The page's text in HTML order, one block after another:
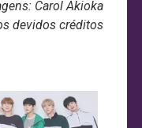
Carol Akioka
devidos créditos